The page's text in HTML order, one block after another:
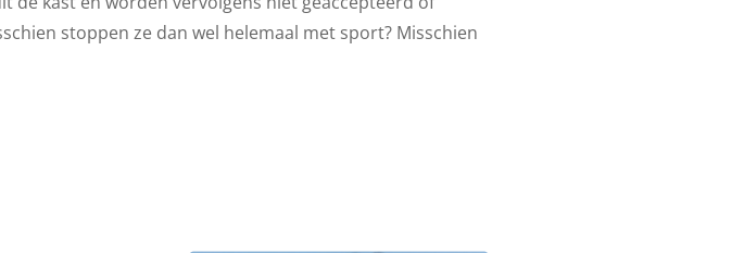
stoppen ze dan wel helemaal met sport? Misschien